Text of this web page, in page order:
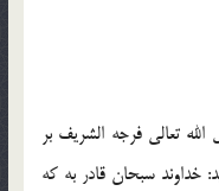
تعالی فرجه الشریف بر
خداوند سبحان قادر به که